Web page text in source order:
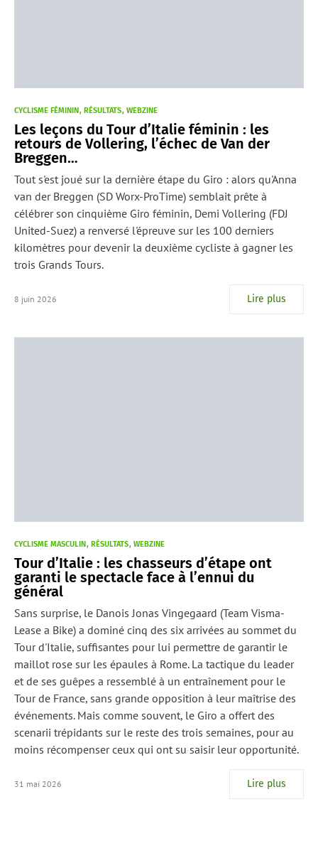
CYCLISME FÉMININ RÉSULTATS WEBZINE
Les leçons du Tour d’Italie féminin : les
retours de Vollering, l’échec de Van der
Breggen…
Tout s'est joué sur la dernière étape du Giro : alors qu'Anna
van der Breggen (SD Worx-ProTime) semblait prête à
célébrer son cinquième Giro féminin, Demi Vollering (FDJ
United-Suez) a renversé l'épreuve sur les 100 derniers
kilomètres pour devenir la deuxième cycliste à gagner les
trois Grands Tours.
8 juin 2026 Lire plus
CYCLISME MASCULIN RÉSULTATS WEBZINE
Tour d’Italie : les chasseurs d’étape ont
garanti le spectacle face à l’ennui du
général
Sans surprise, le Danois Jonas Vingegaard (Team Visma-
Lease a Bike) a dominé cinq des six arrivées au sommet du
Tour d'Italie, suffisantes pour lui permettre de garantir le
maillot rose sur les épaules à Rome. La tactique du leader
et de ses guêpes a ressemblé à un entraînement pour le
Tour de France, sans grande opposition à leur maîtrise des
événements. Mais comme souvent, le Giro a offert des
scenarii trépidants sur le reste des trois semaines, pour au
moins récompenser ceux qui ont su saisir leur opportunité.
31 mai 2026 Lire plus